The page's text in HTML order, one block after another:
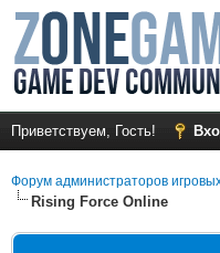
Приветствуем, Гость!
Форум администраторов
Rising Force Online